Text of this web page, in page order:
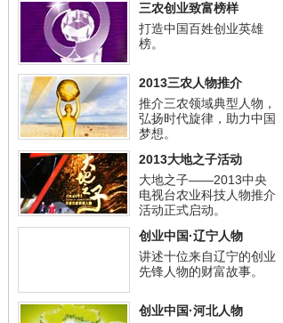
三农创业致富榜样
打造中国百姓创业英雄
榜。
2013三农人物推介
推介三农领域典型人物，
弘扬时代旋律，助力中国
梦想。
2013大地之子活动
大地之子——2013中央
电视台农业科技人物推介
活动正式启动。
创业中国·辽宁人物
讲述十位来自辽宁的创业
先锋人物的财富故事。
创业中国·河北人物